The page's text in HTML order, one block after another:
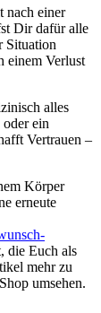
nach einer
Dir dafür alle
Situation
einem Verlust
alles
ein
Vertrauen –
Körper
erneute
die Euch als
mehr zu
umsehen.